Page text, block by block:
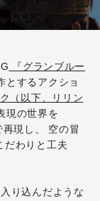
『グランブルー
とするアクショ
（以下、リリン
現の世界を
現し、 空の冒
だわりと工夫
り込んだような